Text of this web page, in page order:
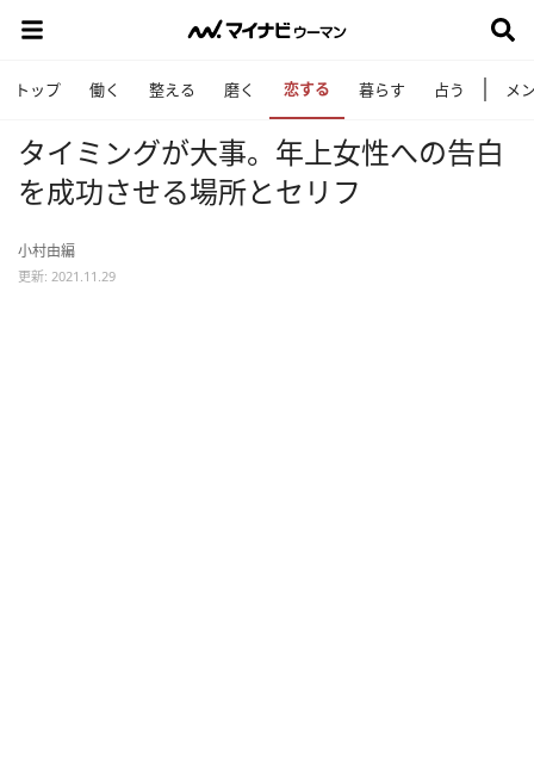
トップ 働く 整える 磨く 恋する 暮らす 占う メ
タイミングが大事。年上女性への告白
を成功させる場所とセリフ
小村由編
更新: 2021.11.29